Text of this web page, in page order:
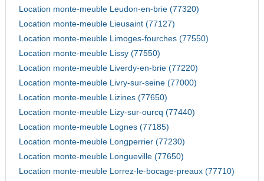
Location monte-meuble Leudon-en-brie (77320)
Location monte-meuble Lieusaint (77127)
Location monte-meuble Limoges-fourches (77550)
Location monte-meuble Lissy (77550)
Location monte-meuble Liverdy-en-brie (77220)
Location monte-meuble Livry-sur-seine (77000)
Location monte-meuble Lizines (77650)
Location monte-meuble Lizy-sur-ourcq (77440)
Location monte-meuble Lognes (77185)
Location monte-meuble Longperrier (77230)
Location monte-meuble Longueville (77650)
Location monte-meuble Lorrez-le-bocage-preaux (77710)